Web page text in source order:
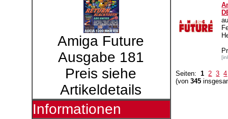
Amiga Future
Ausgabe 181
Preis siehe
Artikeldetails
Informationen
Seiten:1 2 3 4
(von345